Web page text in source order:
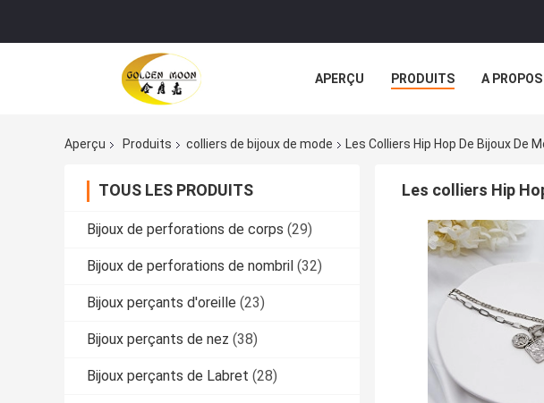
APERÇU PRODUITS A
Aperçu
Produits colliers de bijoux de mode Les Colliers Hip Hop De Bijoux De
TOUS LES PRODUITS
Bijoux de perforations de corps (29)
Bijoux de perforations de nombril (32)
Bijoux perçants d'oreille (23)
Bijoux perçants de nez (38)
Bijoux perçants de Labret (28)
Les colliers Hip